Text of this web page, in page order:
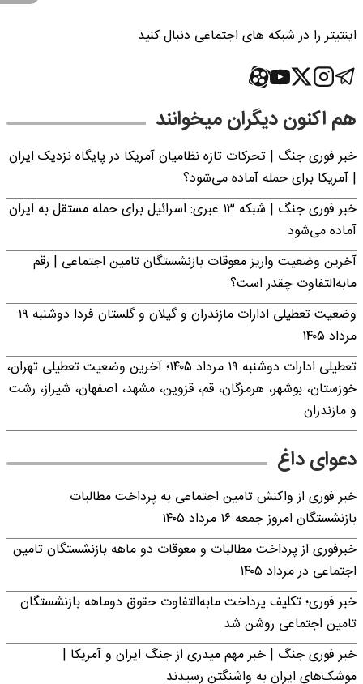
اینتیتر را در شبکه های اجتماعی دنبال کنید
هم اکنون دیگران میخوانند
خبر فوری جنگ | تحرکات تازه نظامیان آمریکا در پایگاه نزدیک ایران
| آمریکا برای حمله آماده می‌شود؟
خبر فوری جنگ | شبکه ۱۳ عبری: اسرائیل برای حمله مستقل به ایران
آماده می‌شود
آخرین وضعیت واریز معوقات بازنشستگان تامین اجتماعی | رقم
مابه‌التفاوت چقدر است؟
وضعیت تعطیلی ادارات مازندران و گیلان و گلستان فردا دوشنبه ۱۹
مرداد ۱۴۰۵
تعطیلی ادارات دوشنبه ۱۹ مرداد ۱۴۰۵؛ آخرین وضعیت تعطیلی تهران،
خوزستان، بوشهر، هرمزگان، قم، قزوین، مشهد، اصفهان، شیراز، رشت
و مازندران
دعوای داغ
خبر فوری از واکنش تامین اجتماعی به پرداخت مطالبات
بازنشستگان امروز جمعه ۱۶ مرداد ۱۴۰۵
خبرفوری از پرداخت مطالبات و معوقات دو ماهه بازنشستگان تامین
اجتماعی در مرداد ۱۴۰۵
خبر فوری؛ تکلیف پرداخت مابه‌التفاوت حقوق دوماهه بازنشستگان
تامین اجتماعی روشن شد
خبر فوری جنگ | خبر مهم میدری از جنگ ایران و آمریکا |
موشک‌های ایران به واشنگتن رسیدند